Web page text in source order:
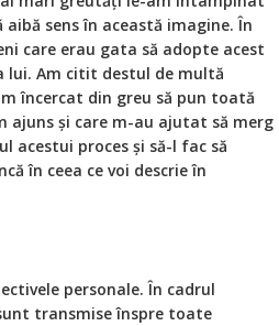
sens în această imagine. În
care erau gata să adopte acest
lui. Am citit destul de multă
încercat din greu să pun toată
ajuns și care m-au ajutat să merg
acestui proces și să-l fac să
în ceea ce voi descrie în
personale. În cadrul
transmise înspre toate